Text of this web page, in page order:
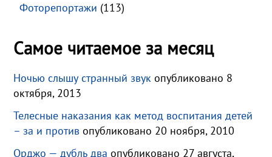
Фоторепортажи (113)
Самое читаемое за месяц
Ночью слышу странный звук опубликовано 8
октября, 2013
Телесные наказания как метод воспитания детей
– за и против опубликовано 20 ноября, 2010
Орджо — дубль два опубликовано 27 августа,